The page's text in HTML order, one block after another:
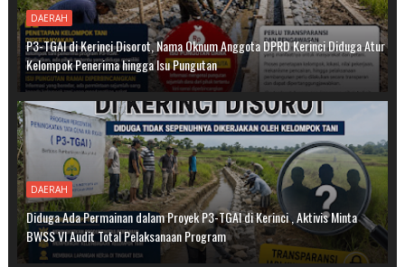
DAERAH
P3-TGAI di Kerinci Disorot, Nama Oknum Anggota DPRD Kerinci Diduga Atur
Kelompok Penerima hingga Isu Pungutan
DAERAH
Diduga Ada Permainan dalam Proyek P3-TGAI di Kerinci , Aktivis Minta
BWSS VI Audit Total Pelaksanaan Program